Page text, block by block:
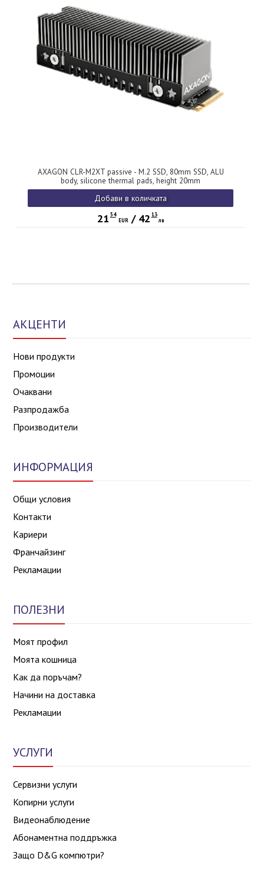
AXAGON CLR-M2XT passive - M.2 SSD, 80mm SSD, ALU
body, silicone thermal pads, height 20mm
Добави в количката
21 54
EUR/ 42 13
лв
АКЦЕНТИ
Нови продукти
Промоции
Очаквани
Разпродажба
Производители
ИНФОРМАЦИЯ
Общи условия
Контакти
Кариери
Франчайзинг
Рекламации
ПОЛЕЗНИ
Моят профил
Моята кошница
Как да поръчам?
Начини на доставка
Рекламации
УСЛУГИ
Сервизни услуги
Копирни услуги
Видеонаблюдение
Абонаментна поддръжка
Защо D&G компютри?